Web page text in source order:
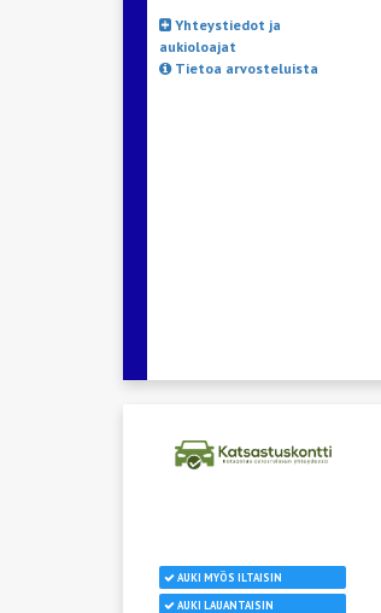
Yhteystiedot ja
aukioloajat
Tietoa arvosteluista
AUKI MYÖS ILTAISIN
AUKI LAUANTAISIN